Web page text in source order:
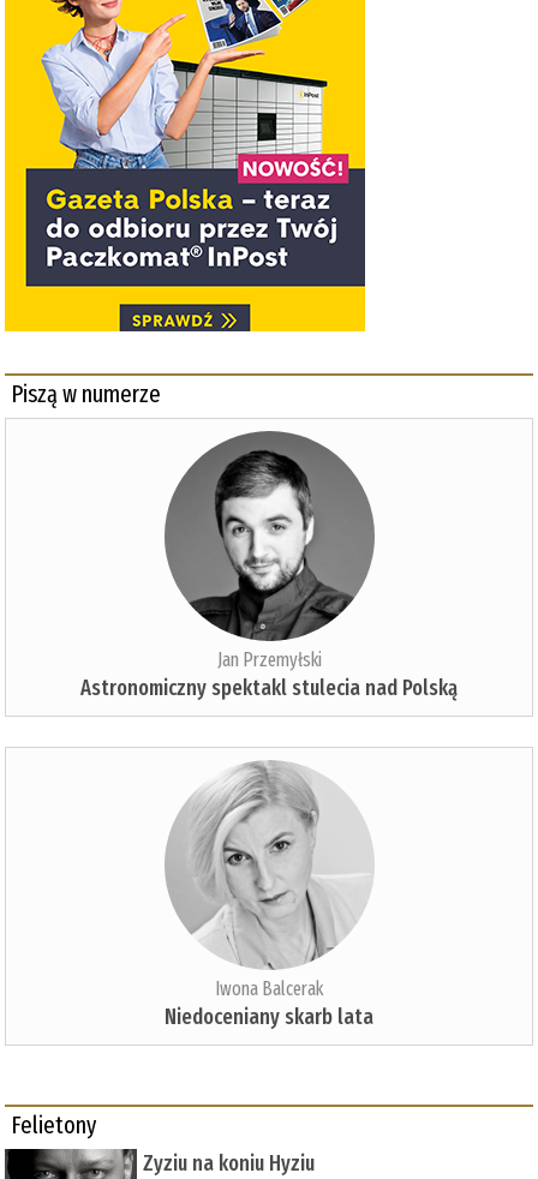
Piszą w numerze
Jan Przemyłski
Astronomiczny spektakl stulecia nad Polską
Iwona Balcerak
Niedoceniany skarb lata
Felietony
Zyziu na koniu Hyziu